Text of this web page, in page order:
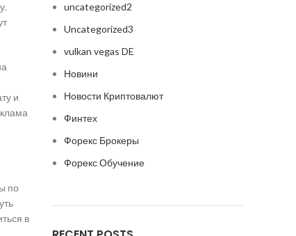
и
по
в
uncategorized2
Uncategorized3
vulkan vegas DE
Новини
Новости Криптовалют
Финтех
Форекс Брокеры
Форекс Обучение